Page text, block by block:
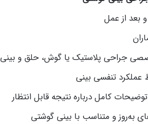
بعد از عمل
جراحی پلاستیک یا گوش، حلق و بینی
تنفسی بینی
کامل درباره نتیجه قابل انتظار
به‌روز و متناسب با بینی گوشتی